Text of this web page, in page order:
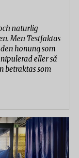
naturlig
Men Testfaktas
honung som
eller så
betraktas som